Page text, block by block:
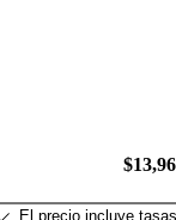
El precio incluye tasas